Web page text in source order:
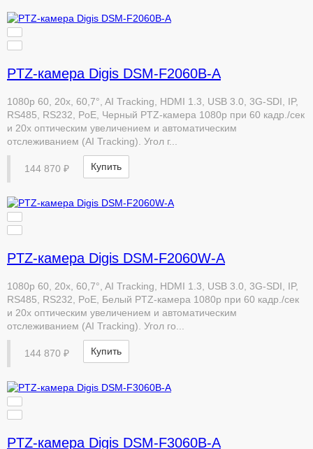
PTZ-камера Digis DSM-F2060B-A
1080p 60, 20x, 60,7°, AI Tracking, HDMI 1.3, USB 3.0, 3G-SDI, IP,
RS485, RS232, PoE, Черный PTZ-камера 1080p при 60 кадр./сек
и 20x оптическим увеличением и автоматическим
отслеживанием (AI Tracking). Угол г...
144 870 ₽ Купить
PTZ-камера Digis DSM-F2060W-A
1080p 60, 20x, 60,7°, AI Tracking, HDMI 1.3, USB 3.0, 3G-SDI, IP,
RS485, RS232, PoE, Белый PTZ-камера 1080p при 60 кадр./сек
и 20x оптическим увеличением и автоматическим
отслеживанием (AI Tracking). Угол го...
144 870 ₽ Купить
PTZ-камера Digis DSM-F3060B-A